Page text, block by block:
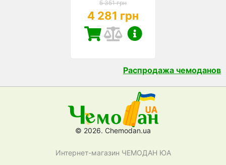
5 351 грн
4 281 грн
Распродажа чемоданов
© 2026. Chemodan.ua
Интернет-магазин ЧЕМОДАН ЮА